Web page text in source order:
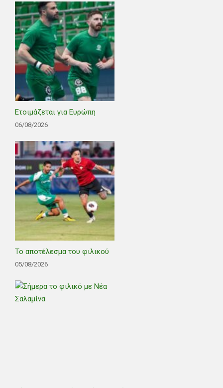
Ετοιμάζεται για Ευρώπη
06/08/2026
Το αποτέλεσμα του φιλικού
05/08/2026